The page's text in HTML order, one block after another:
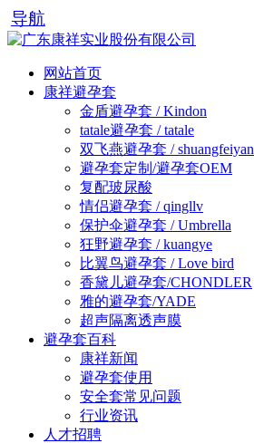
导航
网站首页
康祥避孕套
金盾避孕套 / Kindon
tatale避孕套 / tatale
双飞燕避孕套 / shuangfeiyan
避孕套定制/避孕套OEM
复配玻尿酸
情侣避孕套 / qingllv
保护伞避孕套 / Umbrella
狂野避孕套 / kuangye
比翼鸟避孕套 / Love bird
香黛儿避孕套/CHONDLER
雅的避孕套/YADE
超声隔离透声膜
避孕套百科
康祥新闻
避孕套使用
安全套常见问题
行业资讯
人才招聘